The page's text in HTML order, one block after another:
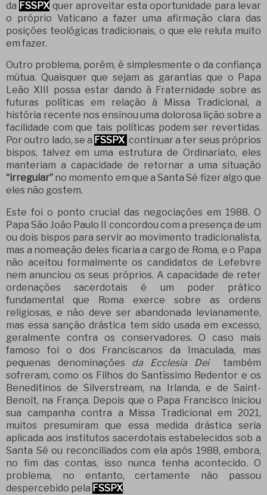
da FSSPX quer aproveitar esta oportunidade para levar
o próprio Vaticano a fazer uma afirmação clara das
posições teológicas tradicionais, o que ele reluta muito
em fazer.
Outro problema, porém, é simplesmente o da confiança
mútua. Quaisquer que sejam as garantias que o Papa
Leão XIII possa estar dando à Fraternidade sobre as
futuras políticas em relação à Missa Tradicional, a
história recente nos ensinou uma dolorosa lição sobre a
facilidade com que tais políticas podem ser revertidas.
Por outro lado, se a FSSPX continuar a ter seus próprios
bispos, talvez em uma estrutura de Ordinariato, eles
manteriam a capacidade de retornar a uma situação
“irregular” no momento em que a Santa Sé fizer algo que
eles não gostem.
Este foi o ponto crucial das negociações em 1988. O
Papa São João Paulo II concordou com a presença de um
ou dois bispos para servir ao movimento tradicionalista,
mas a nomeação deles ficaria a cargo de Roma, e o Papa
não aceitou formalmente os candidatos de Lefebvre
nem anunciou os seus próprios. A capacidade de reter
ordenações sacerdotais é um poder prático
fundamental que Roma exerce sobre as ordens
religiosas, e não deve ser abandonada levianamente,
mas essa sanção drástica tem sido usada em excesso,
geralmente contra os conservadores. O caso mais
famoso foi o dos Franciscanos da Imaculada, mas
pequenas denominações da Ecclesia Deitambém
sofreram, como os Filhos do Santíssimo Redentor e os
Beneditinos de Silverstream, na Irlanda, e de Saint-
Benoît, na França. Depois que o Papa Francisco iniciou
sua campanha contra a Missa Tradicional em 2021,
muitos presumiram que essa medida drástica seria
aplicada aos institutos sacerdotais estabelecidos sob a
Santa Sé ou reconciliados com ela após 1988, embora,
no fim das contas, isso nunca tenha acontecido. O
problema, no entanto, certamente não passou
despercebido pela FSSPX.